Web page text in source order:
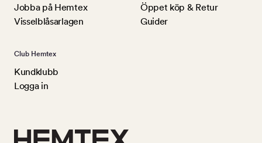
Jobba på Hemtex
Visselblåsarlagen
Öppet köp & Retur
Guider
Club Hemtex
Kundklubb
Logga in